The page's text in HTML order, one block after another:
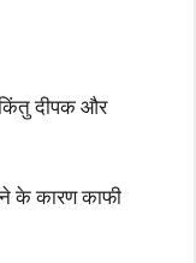
दीपक और
के कारण काफी